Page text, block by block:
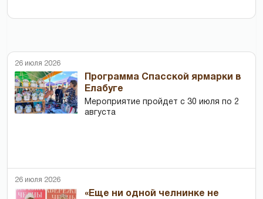
26 июля 2026
Программа Спасской ярмарки в
Елабуге
Мероприятие пройдет с 30 июля по 2
августа
26 июля 2026
«Еще ни одной челнинке не